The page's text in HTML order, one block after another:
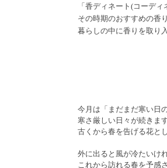
「香ディネート(コーディ
その時期のおすすめの香
暮らしの中に香りを取り
今月は「まだまだ寒い日
寒さ厳しい日々が続きま
古くから春を告げる花と
外に出ると風が冷たいけ
これから訪れる春を予感